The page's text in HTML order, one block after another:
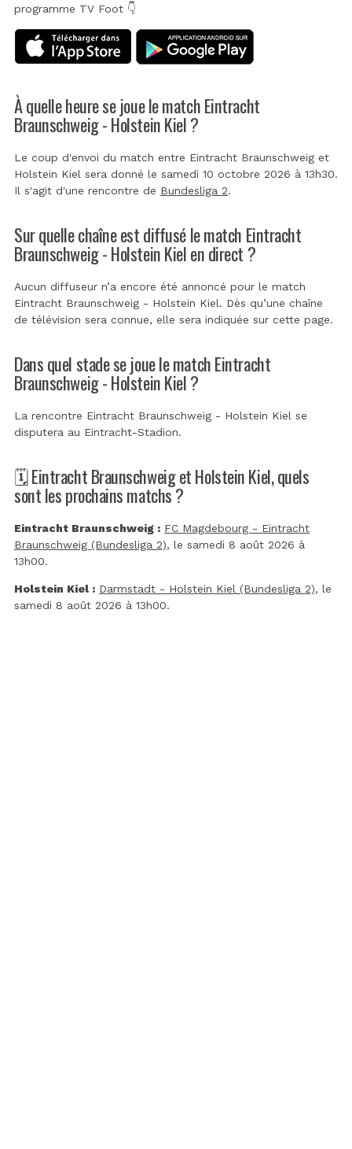
programme TV Foot 👇
À quelle heure se joue le match Eintracht
Braunschweig - Holstein Kiel ?
Le coup d'envoi du match entre Eintracht Braunschweig et
Holstein Kiel sera donné le samedi 10 octobre 2026 à 13h30.
Il s'agit d'une rencontre de Bundesliga 2.
Sur quelle chaîne est diffusé le match Eintracht
Braunschweig - Holstein Kiel en direct ?
Aucun diffuseur n’a encore été annoncé pour le match
Eintracht Braunschweig - Holstein Kiel. Dès qu’une chaîne
de télévision sera connue, elle sera indiquée sur cette page.
Dans quel stade se joue le match Eintracht
Braunschweig - Holstein Kiel ?
La rencontre Eintracht Braunschweig - Holstein Kiel se
disputera au Eintracht-Stadion.
🗓️ Eintracht Braunschweig et Holstein Kiel, quels
sont les prochains matchs ?
Eintracht Braunschweig : FC Magdebourg - Eintracht
Braunschweig (Bundesliga 2), le samedi 8 août 2026 à
13h00.
Holstein Kiel : Darmstadt - Holstein Kiel (Bundesliga 2), le
samedi 8 août 2026 à 13h00.